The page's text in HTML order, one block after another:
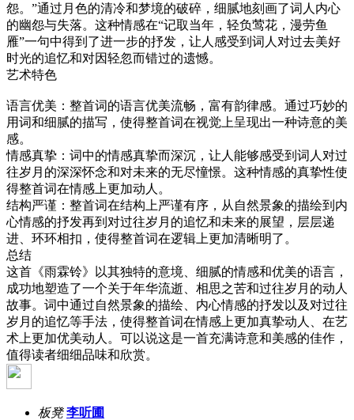
怨。”通过月色的清冷和梦境的破碎，细腻地刻画了词人内心
的幽怨与失落。这种情感在“记取当年，轻负莺花，漫劳鱼
雁”一句中得到了进一步的抒发，让人感受到词人对过去美好
时光的追忆和对因轻忽而错过的遗憾。
艺术特色
语言优美：整首词的语言优美流畅，富有韵律感。通过巧妙的
用词和细腻的描写，使得整首词在视觉上呈现出一种诗意的美
感。
情感真挚：词中的情感真挚而深沉，让人能够感受到词人对过
往岁月的深深怀念和对未来的无尽憧憬。这种情感的真挚性使
得整首词在情感上更加动人。
结构严谨：整首词在结构上严谨有序，从自然景象的描绘到内
心情感的抒发再到对过往岁月的追忆和未来的展望，层层递
进、环环相扣，使得整首词在逻辑上更加清晰明了。
总结
这首《雨霖铃》以其独特的意境、细腻的情感和优美的语言，
成功地塑造了一个关于年华流逝、相思之苦和过往岁月的动人
故事。词中通过自然景象的描绘、内心情感的抒发以及对过往
岁月的追忆等手法，使得整首词在情感上更加真挚动人、在艺
术上更加优美动人。可以说这是一首充满诗意和美感的佳作，
值得读者细细品味和欣赏。
板凳 李听圃